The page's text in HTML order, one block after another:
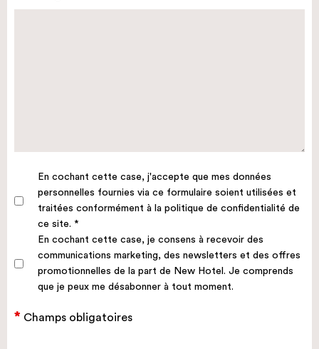
En cochant cette case, j'accepte que mes données
personnelles fournies via ce formulaire soient utilisées et
traitées conformément à la politique de confidentialité de
ce site. *
En cochant cette case, je consens à recevoir des
communications marketing, des newsletters et des offres
promotionnelles de la part de New Hotel. Je comprends
que je peux me désabonner à tout moment.
Champs obligatoires